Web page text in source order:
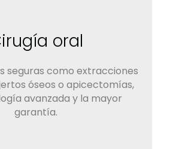
oral
seguras como extracciones
óseos o apicectomías,
avanzada y la mayor
garantía.